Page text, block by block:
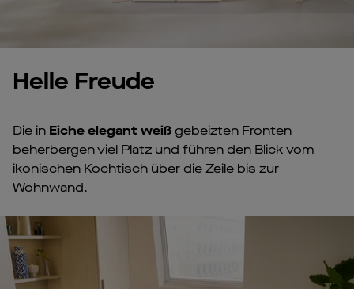
Helle Freude
Die in Eiche elegant weißgebeizten Fronten
beherbergen viel Platz und führen den Blick vom
ikonischen Kochtisch über die Zeile bis zur
Wohnwand.